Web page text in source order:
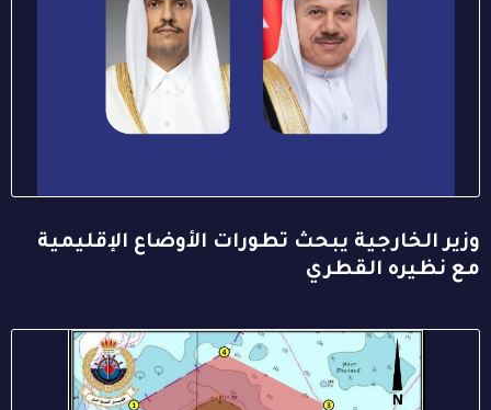
وزير الخارجية يبحث تطورات الأوضاع الإقليمية
مع نظيره القطري